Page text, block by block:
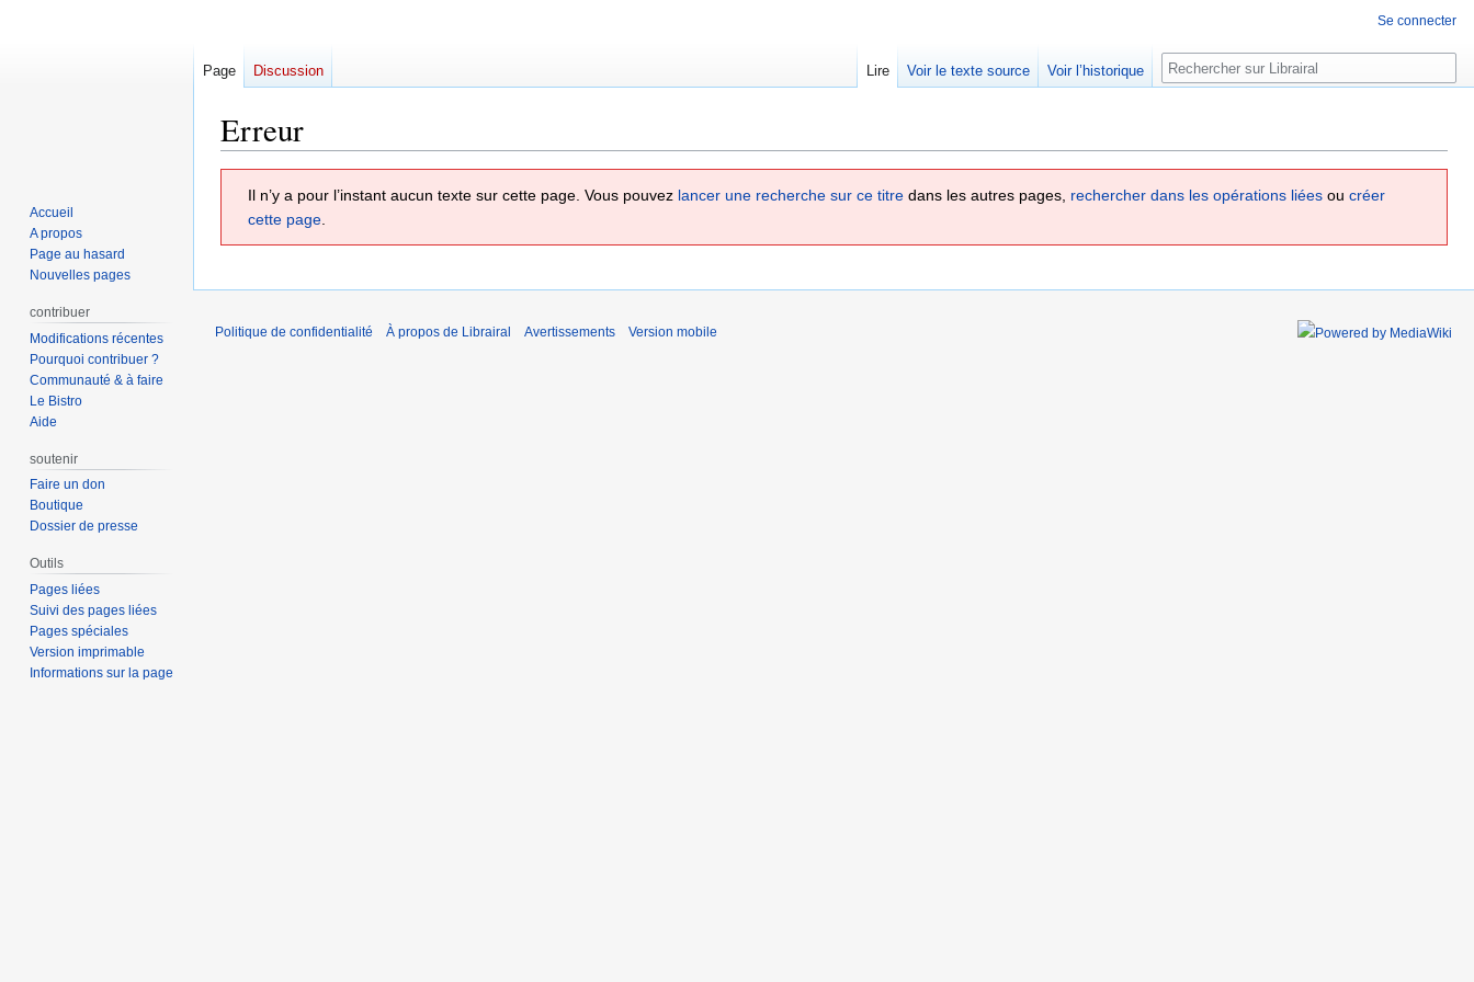
Erreur
Il n’y a pour l’instant aucun texte sur cette page. Vous pouvez lancer une recherche sur ce titre dans les autres pages, rechercher dans les opérations liées ou créer
cette page.
Se connecter
Page Discussion Lire Voir le texte source Voir l’historique Rechercher
Accueil
A propos
Page au hasard
Nouvelles pages
contribuer
Modifications récentes
Pourquoi contribuer ?
Communauté & à faire
Le Bistro
Aide
soutenir
Faire un don
Boutique
Dossier de presse
Outils
Pages liées
Suivi des pages liées
Pages spéciales
Version imprimable
Informations sur la page
Politique de confidentialité À propos de Librairal Avertissements Version mobile